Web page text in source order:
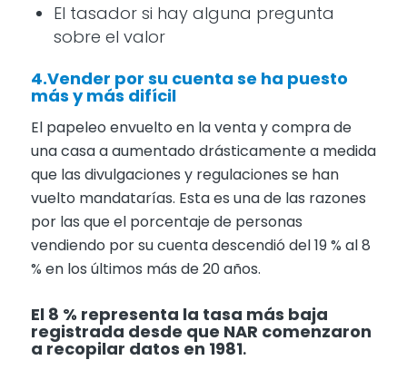
El tasador si hay alguna pregunta
sobre el valor
4.Vender por su cuenta se ha puesto
más y más difícil
El papeleo envuelto en la venta y compra de
una casa a aumentado drásticamente a medida
que las divulgaciones y regulaciones se han
vuelto mandatarías. Esta es una de las razones
por las que el porcentaje de personas
vendiendo por su cuenta descendió del 19 % al 8
% en los últimos más de 20 años.
El 8 % representa la tasa más baja
registrada desde que NAR comenzaron
a recopilar datos en 1981.